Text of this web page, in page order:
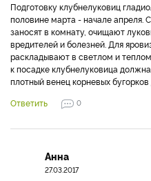
Подготовку клубнелуковиц
половине марта - начале апреля.
заносят в комнату, очищают
вредителей и болезней. Для
раскладывают в светлом и
к посадке клубнелуковица
плотный венец корневых
Ответить
0
Анна
27.03.2017